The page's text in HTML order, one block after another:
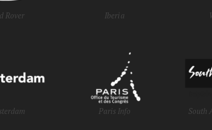
Rover Iberia
Paris Info South